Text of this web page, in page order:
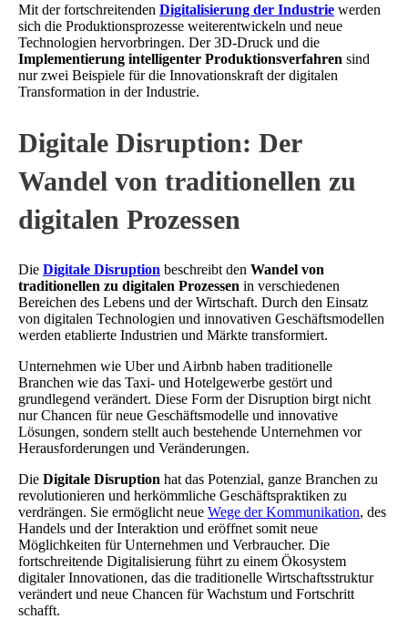
Mit der fortschreitenden Digitalisierung der Industrie werden
sich die Produktionsprozesse weiterentwickeln und neue
Technologien hervorbringen. Der 3D-Druck und die
Implementierung intelligenter Produktionsverfahren sind
nur zwei Beispiele für die Innovationskraft der digitalen
Transformation in der Industrie.
Digitale Disruption: Der
Wandel von traditionellen zu
digitalen Prozessen
Die Digitale Disruption beschreibt den Wandel von
traditionellen zu digitalen Prozessen in verschiedenen
Bereichen des Lebens und der Wirtschaft. Durch den Einsatz
von digitalen Technologien und innovativen Geschäftsmodellen
werden etablierte Industrien und Märkte transformiert.
Unternehmen wie Uber und Airbnb haben traditionelle
Branchen wie das Taxi- und Hotelgewerbe gestört und
grundlegend verändert. Diese Form der Disruption birgt nicht
nur Chancen für neue Geschäftsmodelle und innovative
Lösungen, sondern stellt auch bestehende Unternehmen vor
Herausforderungen und Veränderungen.
Die Digitale Disruption hat das Potenzial, ganze Branchen zu
revolutionieren und herkömmliche Geschäftspraktiken zu
verdrängen. Sie ermöglicht neue Wege der Kommunikation, des
Handels und der Interaktion und eröffnet somit neue
Möglichkeiten für Unternehmen und Verbraucher. Die
fortschreitende Digitalisierung führt zu einem Ökosystem
digitaler Innovationen, das die traditionelle Wirtschaftsstruktur
verändert und neue Chancen für Wachstum und Fortschritt
schafft.